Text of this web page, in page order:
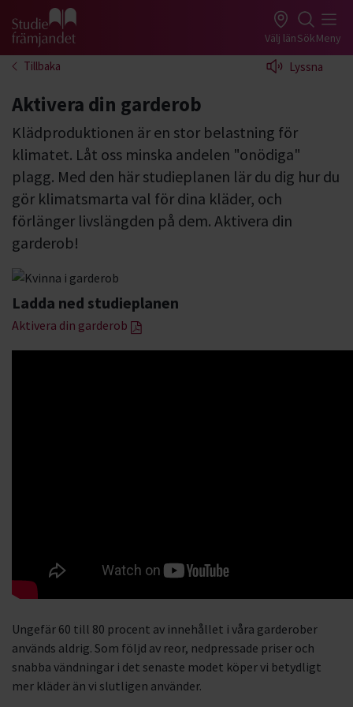
Gå till studiefrämjandets startsida Välj länSökMeny
Tillbaka Lyssna
Aktivera din garderob
Klädproduktionen är en stor belastning för
klimatet. Låt oss minska andelen "onödiga"
plagg. Med den här studieplanen lär du dig hur du
gör klimatsmarta val för dina kläder, och
förlänger livslängden på dem. Aktivera din
garderob!
Ladda ned studieplanen
Aktivera din garderob
Ungefär 60 till 80 procent av innehållet i våra garderober
används aldrig. Som följd av reor, nedpressade priser och
snabba vändningar i det senaste modet köper vi betydligt
mer kläder än vi slutligen använder.